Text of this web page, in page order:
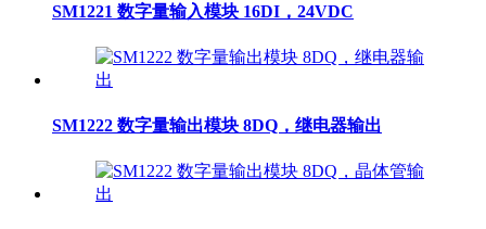
SM1221 数字量输入模块 16DI，24VDC
SM1222 数字量输出模块 8DQ，继电器输出